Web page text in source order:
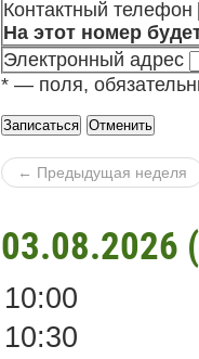
Контактный телефон
На этот номер
Электронный адрес
* — поля,
← Предыдущая неделя
03.08.2026
10:00
10:30